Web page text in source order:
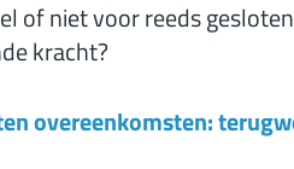
of niet voor reeds
kracht?
overeenkomsten: